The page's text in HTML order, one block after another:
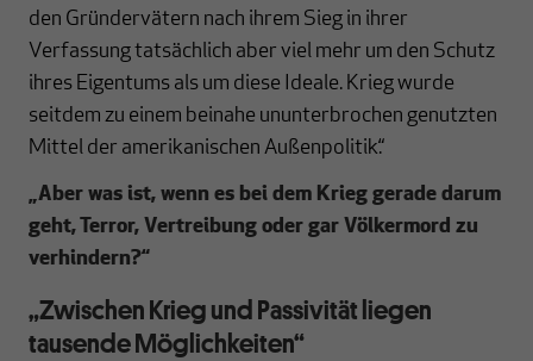
den Gründervätern nach ihrem Sieg in ihrer
Verfassung tatsächlich aber viel mehr um den Schutz
ihres Eigentums als um diese Ideale. Krieg wurde
seitdem zu einem beinahe ununterbrochen genutzten
Mittel der amerikanischen Außenpolitik.“
„Aber was ist, wenn es bei dem Krieg gerade darum
geht, Terror, Vertreibung oder gar Völkermord zu
verhindern?“
„Zwischen Krieg und Passivität liegen
tausende Möglichkeiten“